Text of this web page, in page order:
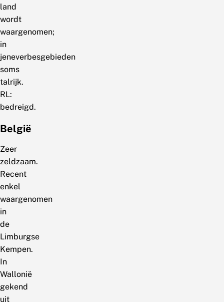
land
wordt
waargenomen;
in
jeneverbesgebieden
soms
talrijk.
RL:
bedreigd.
België
Zeer
zeldzaam.
Recent
enkel
waargenomen
in
de
Limburgse
Kempen.
In
Wallonië
gekend
uit